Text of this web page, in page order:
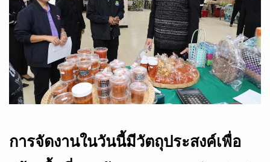
การจัดงานในวันนี้มีวัตถุประสงค์เพื่อ